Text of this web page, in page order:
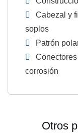
Cabezal y
soplos
Patrón
corrosión
Otros